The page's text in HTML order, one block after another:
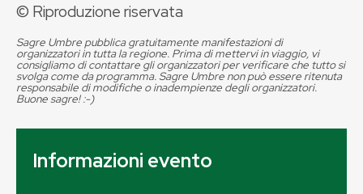
© Riproduzione riservata
Sagre Umbre pubblica gratuitamente manifestazioni di
organizzatori in tutta la regione. Prima di mettervi in viaggio, vi
consigliamo di contattare gli organizzatori per verificare che tutto si
svolga come da programma. Sagre Umbre non può essere ritenuta
responsabile di modifiche o inadempienze degli organizzatori.
Buone sagre! :-)
Informazioni evento